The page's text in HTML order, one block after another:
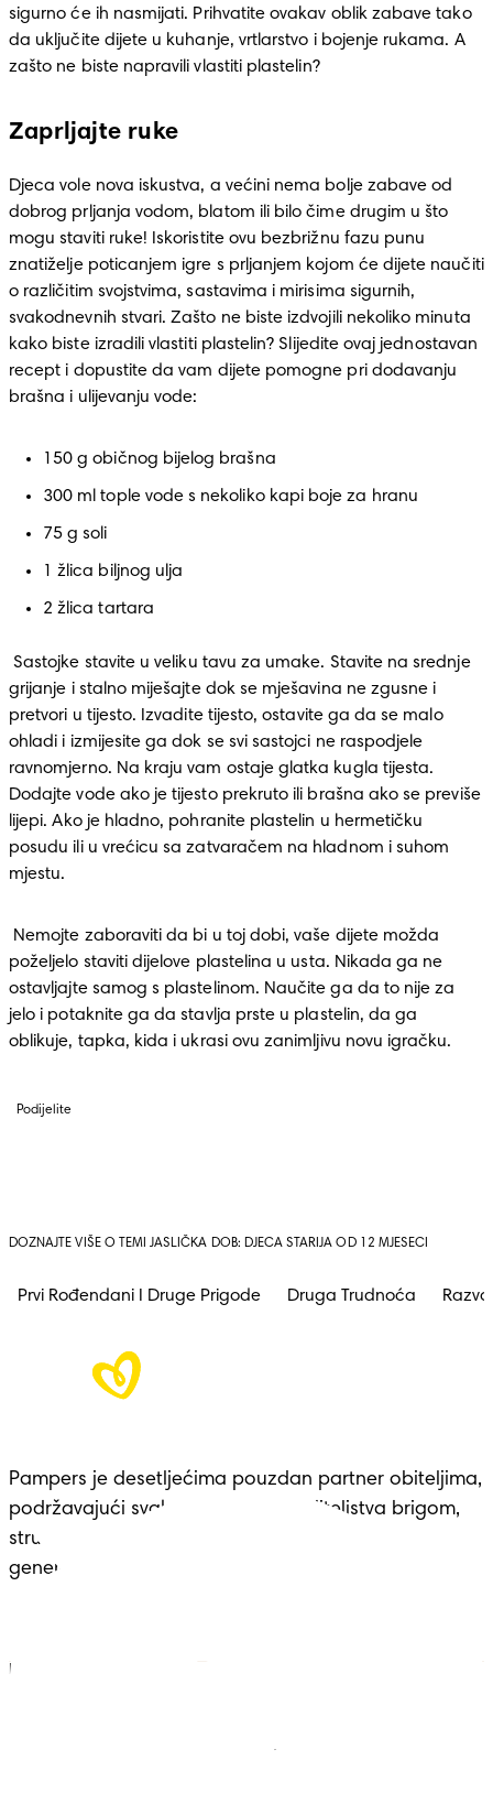
sigurno će ih nasmijati. Prihvatite ovakav oblik zabave tako
da uključite dijete u kuhanje, vrtlarstvo i bojenje rukama. A
zašto ne biste napravili vlastiti plastelin?
Zaprljajte ruke
Djeca vole nova iskustva, a većini nema bolje zabave od
dobrog prljanja vodom, blatom ili bilo čime drugim u što
mogu staviti ruke! Iskoristite ovu bezbrižnu fazu punu
znatiželje poticanjem igre s prljanjem kojom će dijete naučiti
o različitim svojstvima, sastavima i mirisima sigurnih,
svakodnevnih stvari. Zašto ne biste izdvojili nekoliko minuta
kako biste izradili vlastiti plastelin? Slijedite ovaj jednostavan
recept i dopustite da vam dijete pomogne pri dodavanju
brašna i ulijevanju vode:
150 g običnog bijelog brašna
300 ml tople vode s nekoliko kapi boje za hranu
75 g soli
1 žlica biljnog ulja
2 žlica tartara
Sastojke stavite u veliku tavu za umake. Stavite na srednje
grijanje i stalno miješajte dok se mješavina ne zgusne i
pretvori u tijesto. Izvadite tijesto, ostavite ga da se malo
ohladi i izmijesite ga dok se svi sastojci ne raspodjele
ravnomjerno. Na kraju vam ostaje glatka kugla tijesta.
Dodajte vode ako je tijesto prekruto ili brašna ako se previše
lijepi. Ako je hladno, pohranite plastelin u hermetičku
posudu ili u vrećicu sa zatvaračem na hladnom i suhom
mjestu.
poželjelo staviti dijelove plastelina u usta. Nikada ga ne
ostavljajte samog s plastelinom. Naučite ga da to nije za
jelo i potaknite ga da stavlja prste u plastelin, da ga
oblikuje, tapka, kida i ukrasi ovu zanimljivu novu igračku.
Podijelite
DOZNAJTE VIŠE O TEMI JASLIČKA DOB: DJECA STARIJA OD 12 MJESECI
Prvi Rođendani I Druge Prigode Druga Trudnoća
Pampers je desetljećima pouzdan partner obiteljima,
podržavajući svaku prekretnicu roditeljstva brigom,
stručnošću i udobnošću – nasljeđe koje seže
generacijama.
Pampers